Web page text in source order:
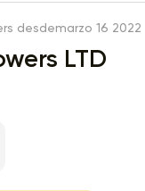
desdemarzo 16 2022
LTD